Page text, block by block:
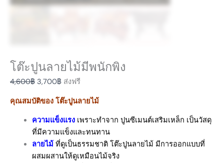
โต๊ะปูนลายไม้มีพนักพิง
4,600฿ 3,700฿ ส่งฟรี
คุณสมบัติของ โต๊ะปูนลายไม้
ความแข็งแรง เพราะทำจาก ปูนซีเมนต์เสริมเหล็ก เป็นวัสดุ
ที่มีความแข็งและทนทาน
ลายไม้ ที่ดูเป็นธรรมชาติ โต๊ะปูนลายไม้ มีการออกแบบที่
ผสมผสานให้ดูเหมือนไม้จริง